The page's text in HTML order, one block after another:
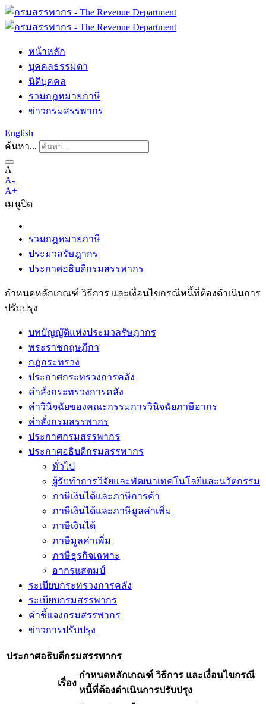
หน้าหลัก
บุคคลธรรมดา
นิติบุคคล
รวมกฎหมายภาษี
ข่าวกรมสรรพากร
English
ค้นหา...
A
A-
A+
เมนูปิด
รวมกฎหมายภาษี
ประมวลรัษฎากร
ประกาศอธิบดีกรมสรรพากร
กำหนดหลักเกณฑ์ วิธีการ และเงื่อนไขกรณีหนี้ที่ต้องดำเนินการ
ปรับปรุง
บทบัญญัติแห่งประมวลรัษฎากร
พระราชกฤษฎีกา
กฎกระทรวง
ประกาศกระทรวงการคลัง
คำสั่งกระทรวงการคลัง
คำวินิจฉัยของคณะกรรมการวินิจฉัยภาษีอากร
คำสั่งกรมสรรพากร
ประกาศกรมสรรพากร
ประกาศอธิบดีกรมสรรพากร
ทั่วไป
ผู้รับทำการวิจัยและพัฒนาเทคโนโลยีและนวัตกรรม
ภาษีเงินได้และภาษีการค้า
ภาษีเงินได้และภาษีมูลค่าเพิ่ม
ภาษีเงินได้
ภาษีมูลค่าเพิ่ม
ภาษีธุรกิจเฉพาะ
อากรแสตมป์
ระเบียบกระทรวงการคลัง
ระเบียบกรมสรรพากร
คำชี้แจงกรมสรรพากร
ข่าวการปรับปรุง
ประกาศอธิบดีกรมสรรพากร
เรื่อง
กำหนดหลักเกณฑ์ วิธีการ และเงื่อนไขกรณี
หนี้ที่ต้องดำเนินการปรับปรุง